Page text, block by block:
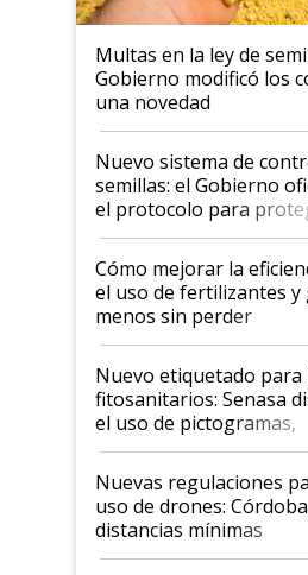
Multas en la ley de
Gobierno modificó los
una novedad
Nuevo sistema de
semillas: el Gobierno
el protocolo para
propiedad intelectual
Cómo mejorar la
el uso de fertilizantes y
menos sin perder
productividad en la
fina
Nuevo etiquetado para
fitosanitarios: Senasa
el uso de pictogramas,
palabras de
indicaciones
Nuevas regulaciones
uso de drones:
distancias mínimas